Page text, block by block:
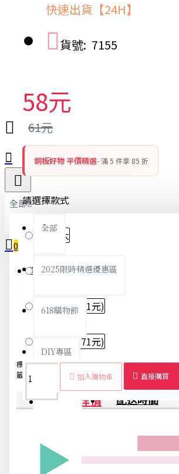
全部
全部
2025限時精選優惠區
618購物節
DIY專區
五金用品
0
您的購物車內沒有商品！
快速出貨【24H】
貨號: 7155
58元
61元
銅板好物 平價精選- 滿 5 件享 85 折
請選擇款式
透明-大
透明-小
螢光-大(+71元)
(+71元)
加入購物車 直接購買
標
籤：
遙控器
兔子耳
朵
夜
光
透明矽
冷氣遙控
器
商品詳情 配送時間